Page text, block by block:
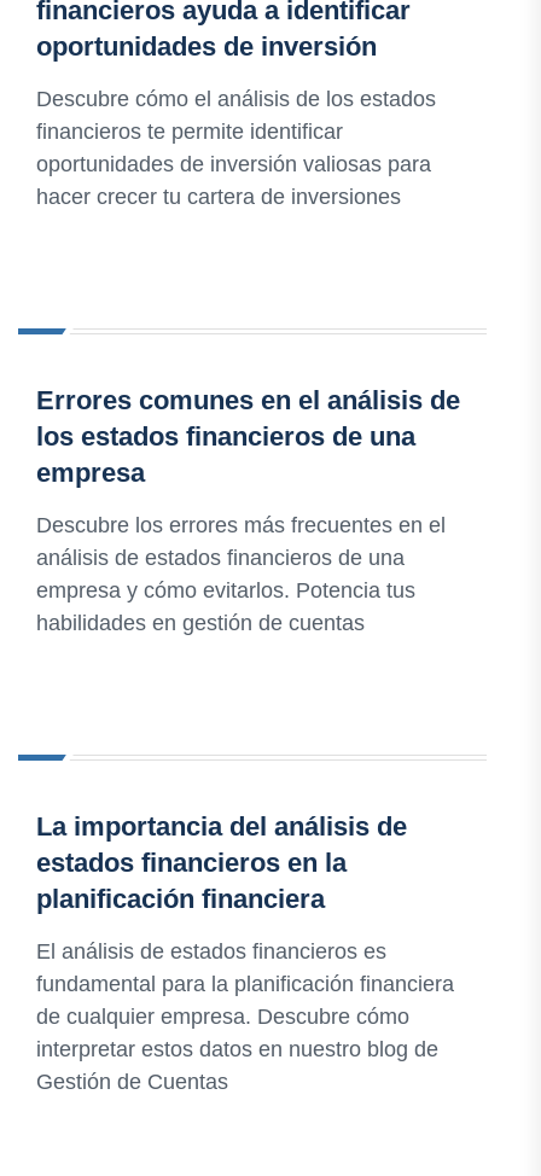
financieros ayuda a identificar
oportunidades de inversión
Descubre cómo el análisis de los estados
financieros te permite identificar
oportunidades de inversión valiosas para
hacer crecer tu cartera de inversiones
Errores comunes en el análisis de
los estados financieros de una
empresa
Descubre los errores más frecuentes en el
análisis de estados financieros de una
empresa y cómo evitarlos. Potencia tus
habilidades en gestión de cuentas
La importancia del análisis de
estados financieros en la
planificación financiera
El análisis de estados financieros es
fundamental para la planificación financiera
de cualquier empresa. Descubre cómo
interpretar estos datos en nuestro blog de
Gestión de Cuentas